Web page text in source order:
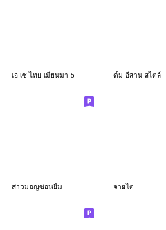
เอ เซ ไทย เมียนมา 5 ตั้ม อีสาน สไตล์
สาวมอญซ่อนยิ้ม จายไต